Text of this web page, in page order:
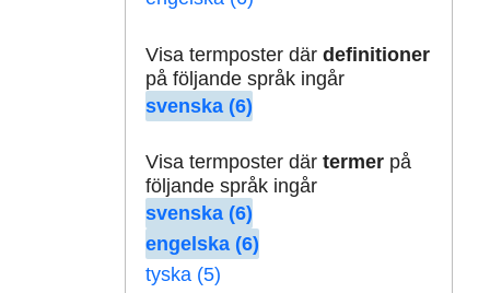
Visa termposter där definitioner
på följande språk ingår
svenska (6)
Visa termposter där termerpå
följande språk ingår
svenska (6)
engelska (6)
tyska (5)